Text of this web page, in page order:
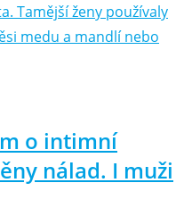
Tamější ženy používaly
medu a mandlí nebo
o intimní
nálad. I muži